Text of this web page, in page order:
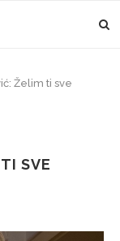
Želim ti sve
SVE